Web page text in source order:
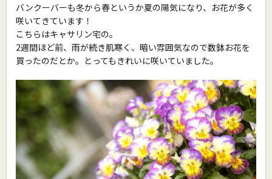
バンクーバーも冬から春というか夏の陽気になり、お花が多く
咲いてきています！
こちらはキャサリン宅の。
2週間ほど前、雨が続き肌寒く、暗い雰囲気なので数鉢お花を
買ったのだとか。とってもきれいに咲いていました。